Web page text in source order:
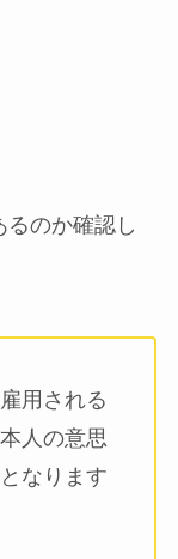
るのか確認し
用される
人の意思
なります